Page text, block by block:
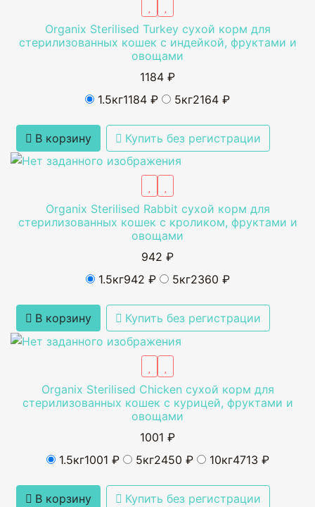
Organix Sterilised Turkey сухой корм для
стерилизованных кошек с индейкой, фруктами и
овощами
1184 ₽
1.5кг1184 ₽ 5кг2164 ₽
В корзину Купить без регистрации
Organix Sterilised Rabbit сухой корм для
стерилизованных кошек с кроликом, фруктами и
овощами
942 ₽
1.5кг942 ₽ 5кг2360 ₽
В корзину Купить без регистрации
Organix Sterilised Chicken cухой корм для
стерилизованных кошек с курицей, фруктами и
овощами
1001 ₽
1.5кг1001 ₽ 5кг2450 ₽ 10кг4713 ₽
В корзину Купить без регистрации